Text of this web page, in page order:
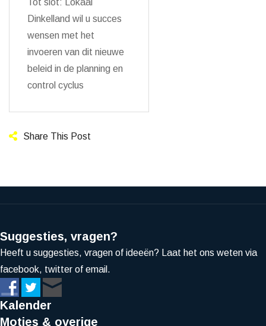
Tot slot: Lokaal
Dinkelland wil u succes
wensen met het
invoeren van dit nieuwe
beleid in de planning en
control cyclus
Share This Post
Suggesties, vragen?
Heeft u suggesties, vragen of ideeën? Laat het ons weten via
facebook, twitter of email.
Kalender
Moties & overige